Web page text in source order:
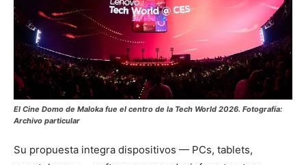
El Cine Domo de Maloka fue el centro de la Tech World 2026. Fotografía:
Archivo particular
Su propuesta integra dispositivos — PCs, tablets,